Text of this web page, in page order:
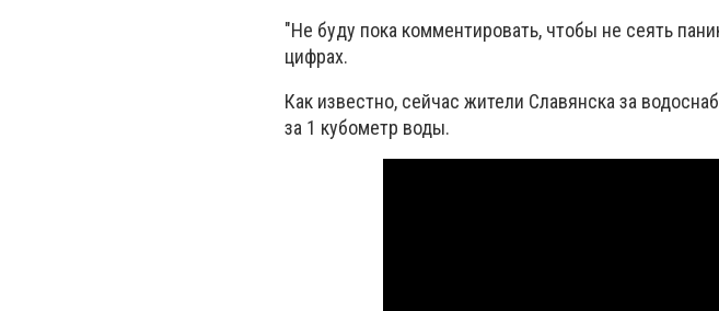
"Не буду пока комментировать, чтобы не сеять
цифрах.
Как известно, сейчас жители Славянска за
за 1 кубометр воды.